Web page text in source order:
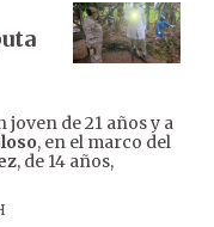
de 21 años y a
, en el marco del
, de 14 años,